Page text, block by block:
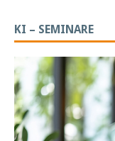
KI – SEMINARE